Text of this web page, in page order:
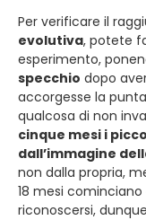
Per verificare il
evolutiva, potete
esperimento,
specchio dopo
accorgesse la
qualcosa di non
cinque mesi i
dall’immagine
non dalla propria,
18 mesi
riconoscersi,